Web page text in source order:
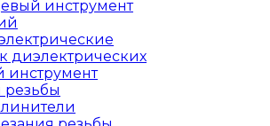
инструмент
диэлектрических
инструмент
резьбы